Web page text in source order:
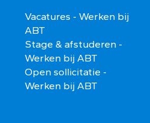
Vacatures - Werken bij
ABT
Stage & afstuderen -
Werken bij ABT
Open sollicitatie -
Werken bij ABT